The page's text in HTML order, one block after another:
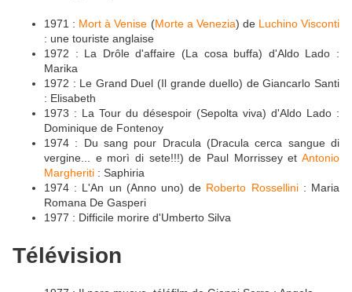
1971 : Mort à Venise (Morte a Venezia) de Luchino Visconti
: une touriste anglaise
1972 : La Drôle d'affaire (La cosa buffa) d'Aldo Lado :
Marika
1972 : Le Grand Duel (Il grande duello) de Giancarlo Santi
: Elisabeth
1973 : La Tour du désespoir (Sepolta viva) d'Aldo Lado :
Dominique de Fontenoy
1974 : Du sang pour Dracula (Dracula cerca sangue di
vergine... e morì di sete!!!) de Paul Morrissey et Antonio
Margheriti : Saphiria
1974 : L'An un (Anno uno) de Roberto Rossellini: Maria
Romana De Gasperi
1977 : Difficile morire d'Umberto Silva
Télévision